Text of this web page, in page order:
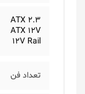
ATX 2.3
ATX 12V
12V Rail
تعداد فن